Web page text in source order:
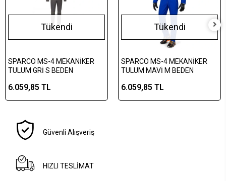
Tükendi
SPARCO MS-4 MEKANİKER
TULUM GRİ S BEDEN
6.059,85 TL
Tükendi
SPARCO MS-4 MEKANİKER
TULUM MAVİ M BEDEN
6.059,85 TL
Güvenli Alışveriş
HIZLI TESLİMAT